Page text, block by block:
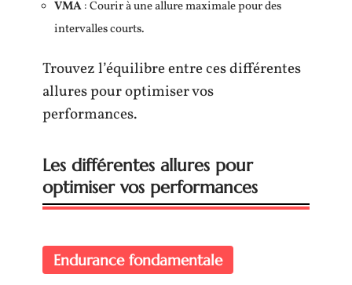
VMA: Courir à une allure maximale pour des
intervalles courts.
Trouvez l’équilibre entre ces différentes
allures pour optimiser vos
performances.
Les différentes allures pour
optimiser vos performances
Endurance fondamentale